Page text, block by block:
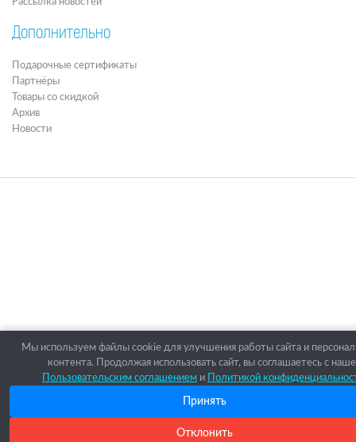
Рассылка новостей
Дополнительно
Подарочные сертификаты
Партнёры
Товары со скидкой
Архив
Новости
Мы используем файлы cookie для улучшения работы сайта и
контента. Продолжая использовать сайт, вы соглашаетесь с
Пользовательским соглашением и Политикой
Принять
Отклонить